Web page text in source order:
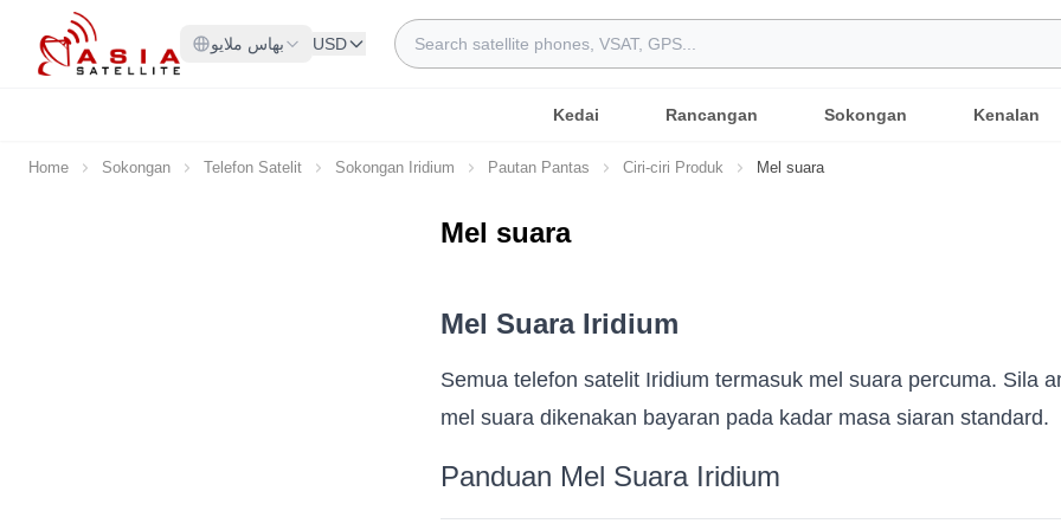
Skip to Content
بهاس ملايو USD
Search
Kedai Rancangan Sokongan Kenalan
Home Sokongan Telefon Satelit Sokongan Iridium Pautan Pantas Ciri-ciri Produk Mel suara
Mel suara
Mel Suara Iridium
Semua telefon satelit Iridium termasuk mel suara percuma. Sila
mel suara dikenakan bayaran pada kadar masa siaran standard.
Panduan Mel Suara Iridium